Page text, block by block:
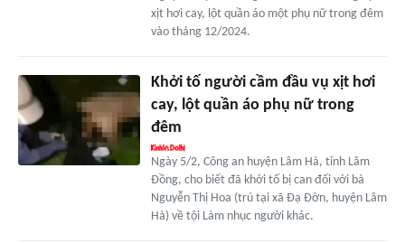
xịt hơi cay, lột quần áo một phụ nữ trong đêm
vào tháng 12/2024.
Khởi tố người cầm đầu vụ xịt hơi
cay, lột quần áo phụ nữ trong
đêm
Ngày 5/2, Công an huyện Lâm Hà, tỉnh Lâm
Đồng, cho biết đã khởi tố bị can đối với bà
Nguyễn Thị Hoa (trú tại xã Đạ Đờn, huyện Lâm
Hà) về tội Làm nhục người khác.